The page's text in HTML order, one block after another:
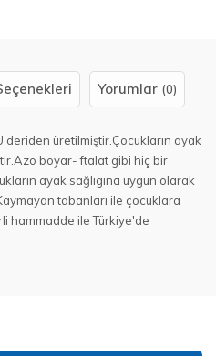
Yorumlar (0)
deriden üretilmiştir.Çocukların ayak
boyar- ftalat gibi hiç bir
ayak sağlıgına uygun olarak
tabanları ile çocuklara
hammadde ile Türkiye'de